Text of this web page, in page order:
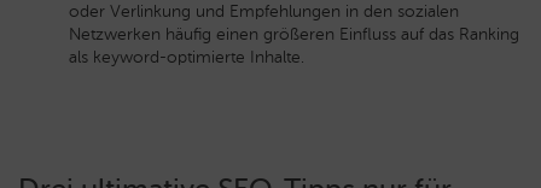
oder Verlinkung und Empfehlungen in den sozialen
Netzwerken häufig einen größeren Einfluss auf das Ranking
als keyword-optimierte Inhalte.